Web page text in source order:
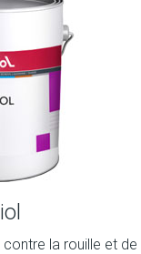
la rouille et de